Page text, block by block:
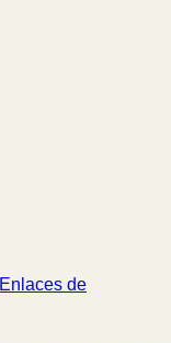
Enlaces de